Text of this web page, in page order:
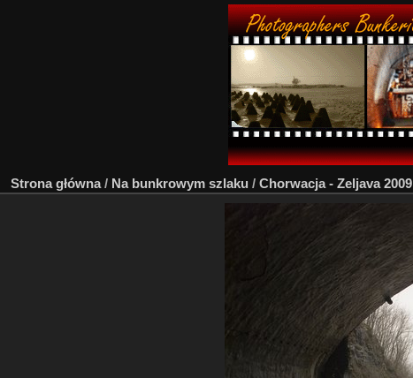
Strona główna/ Na bunkrowym szlaku / Chorwacja - Zeljava 2009